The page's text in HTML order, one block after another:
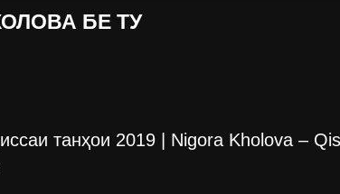
БЕ ТУ
танҳои 2019 | Nigora Kholova –